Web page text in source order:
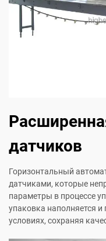
датчиков
Горизонтальный
датчиками, которые
параметры в процессе
упаковка наполняется
условиях, сохраняя